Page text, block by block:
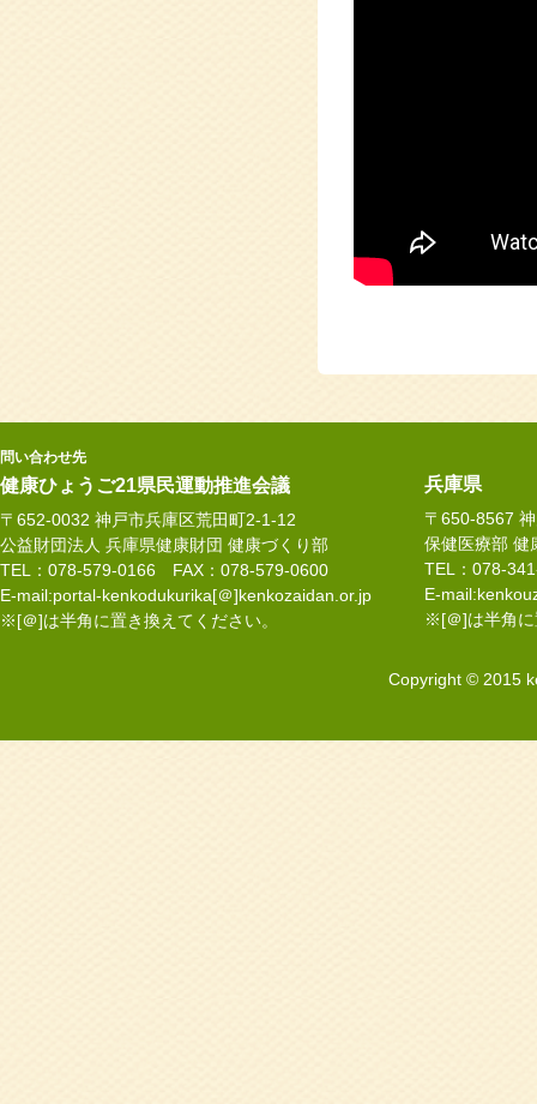
問い合わせ先
健康ひょうご21県民運動推進会議
〒652-0032 神戸市兵庫区荒田町2-1-12
公益財団法人 兵庫県健康財団 健康づくり部
TEL：078-579-0166 FAX：078-579-0600
E-mail:portal-kenkodukurika[＠]kenkozaidan.or.jp
※[＠]は半角に置き換えてください。
兵庫県
〒650-8567
保健医療部 健
TEL：078-
E-
※[＠]は半角に
Copyright © 2015